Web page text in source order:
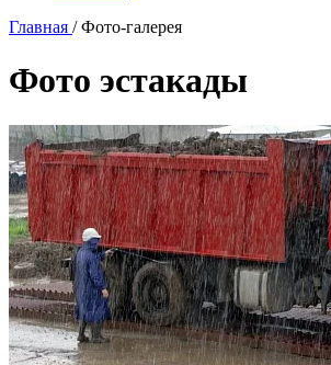
Главная / Фото-галерея
Фото эстакады